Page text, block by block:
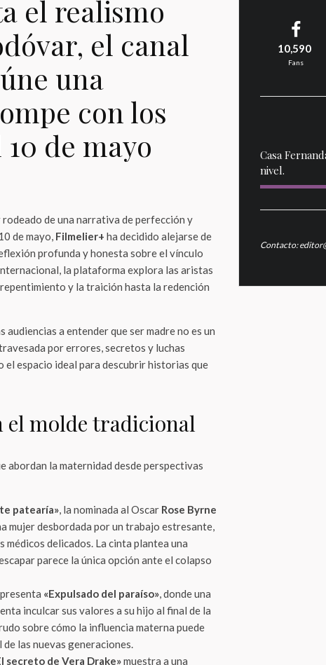
el realismo
el canal
una
con los
de mayo
de una narrativa de perfección y
de mayo, Filmelier+ ha decidido alejarse de
profunda y honesta sobre el vínculo
la plataforma explora las aristas
y la traición hasta la redención
a entender que ser madre no es un
por errores, secretos y luchas
espacio ideal para descubrir historias que
el molde tradicional
abordan la maternidad desde perspectivas
patearía», la nominada al Oscar Rose Byrne
mujer desbordada por un trabajo estresante,
médicos delicados. La cinta plantea una
parece la única opción ante el colapso
«Expulsado del paraíso», donde una
inculcar sus valores a su hijo al final de la
sobre cómo la influencia materna puede
las nuevas generaciones.
secreto de Vera Drake»muestra a una
10,590
Fans
Casa
nivel.
Contacto: